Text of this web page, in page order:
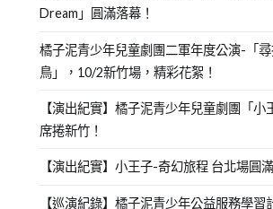
Dream」圓滿落幕！
橘子泥青少年兒童劇團二軍年度公演-「
鳥」，10/2新竹場，精彩花絮！
【演出紀實】橘子泥青少年兒童劇團「小
席捲新竹！
【演出紀實】小王子-奇幻旅程 台北場圓
【巡演紀錄】橘子泥青少年公益服務學習